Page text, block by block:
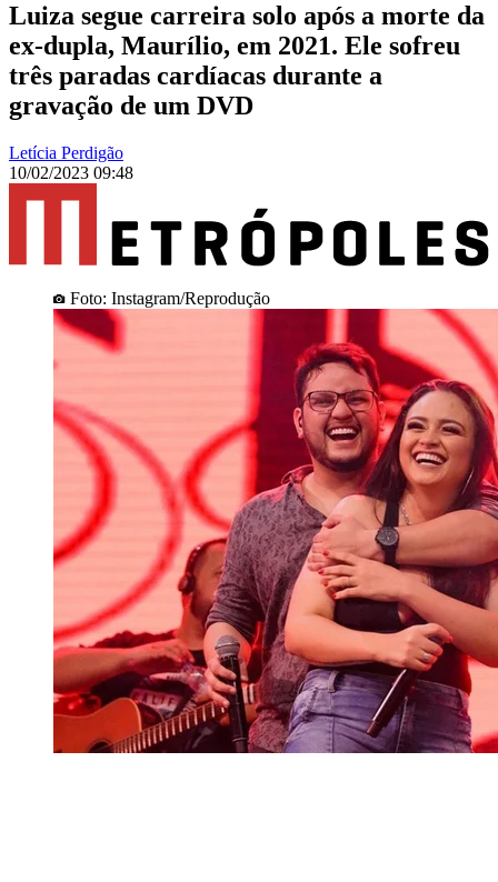
Luiza segue carreira solo após a morte da
ex-dupla, Maurílio, em 2021. Ele sofreu
três paradas cardíacas durante a
gravação de um DVD
Letícia Perdigão
10/02/2023 09:48
Foto: Instagram/Reprodução